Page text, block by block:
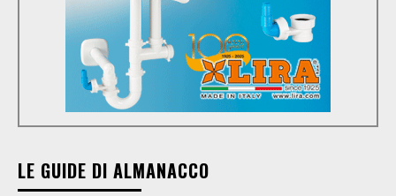
LE GUIDE DI ALMANACCO